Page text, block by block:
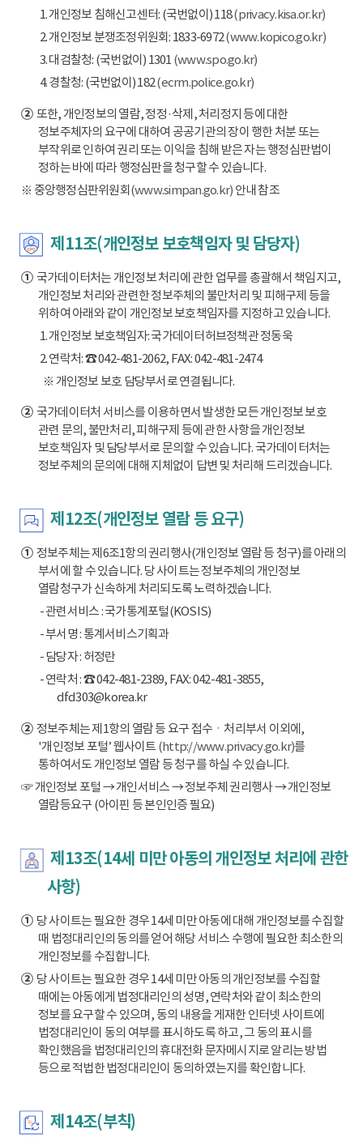
1. 개인정보 침해신고센터: (국번없이) 118(privacy.kisa.or.kr)
2. 개인정보 분쟁조정위원회: 1833-6972(www.kopico.go.kr)
3. 대검찰청: (국번없이) 1301 (www.spo.go.kr)
4. 경찰청: (국번없이) 182(ecrm.police.go.kr)
②또한, 개인정보의 열람, 정정·삭제, 처리정지 등에 대한
정보주체자의 요구에 대하여 공공기관의 장이 행한 처분 또는
부작위로 인하여 권리 또는 이익을 침해 받은 자는 행정심판법이
정하는 바에 따라 행정심판을 청구할 수 있습니다.
※ 중앙행정심판위원회(www.simpan.go.kr) 안내 참조
제11조(개인정보 보호책임자 및 담당자)
①국가데이터처는 개인정보 처리에 관한 업무를 총괄해서 책임지고,
개인정보 처리와 관련한 정보주체의 불만처리 및 피해구제 등을
위하여 아래와 같이 개인정보 보호책임자를 지정하고 있습니다.
1. 개인정보 보호책임자: 국가데이터허브정책관 정동욱
2. 연락처: ☎ 042-481-2062, FAX: 042-481-2474
※ 개인정보 보호 담당부서로 연결됩니다.
②국가데이터처 서비스를 이용하면서 발생한 모든 개인정보 보호
관련 문의, 불만처리, 피해구제 등에 관한 사항을 개인정보
보호책임자 및 담당부서로 문의할 수 있습니다. 국가데이터처는
정보주체의 문의에 대해 지체없이 답변 및 처리해 드리겠습니다.
제12조(개인정보 열람 등 요구)
①정보주체는 제6조1항의 권리행사(개인정보 열람 등 청구)를 아래의
부서에 할 수 있습니다. 당 사이트는 정보주체의 개인정보
열람청구가 신속하게 처리되도록 노력하겠습니다.
- 관련서비스 : 국가통계포털(KOSIS)
- 부서명 : 통계서비스기획과
- 담당자 : 허정란
- 연락처 : ☎ 042-481-2389, FAX: 042-481-3855,
dfd303@korea.kr
②정보주체는 제1항의 열람 등 요구 접수ㆍ처리부서 이외에,
'개인정보 포털’ 웹사이트 (http://www.privacy.go.kr)를
통하여서도 개인정보 열람 등 청구를 하실 수 있습니다.
☞ 개인정보 포털 → 개인서비스 → 정보주체 권리행사 → 개인정보
열람등요구 (아이핀 등 본인인증 필요)
제13조(14세 미만 아동의 개인정보 처리에 관한
사항)
①당 사이트는 필요한 경우 14세 미만 아동에 대해 개인정보를 수집할
때 법정대리인의 동의를 얻어 해당 서비스 수행에 필요한 최소한의
개인정보를 수집합니다.
②당 사이트는 필요한 경우 14세 미만 아동의 개인정보를 수집할
때에는 아동에게 법정대리인의 성명, 연락처와 같이 최소한의
정보를 요구할 수 있으며, 동의 내용을 게재한 인터넷 사이트에
법정대리인이 동의 여부를 표시하도록 하고, 그 동의 표시를
확인했음을 법정대리인의 휴대전화 문자메시지로 알리는 방법
등으로 적법한 법정대리인이 동의하였는지를 확인합니다.
제14조(부칙)